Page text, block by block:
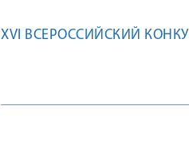
XVI ВСЕРОССИЙСКИЙ